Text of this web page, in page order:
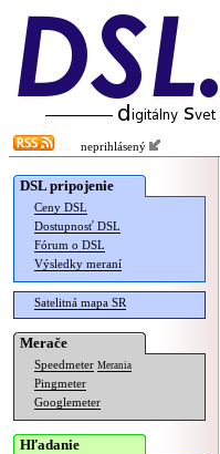
neprihlásený
DSL pripojenie
Ceny DSL
Dostupnosť DSL
Fórum o DSL
Výsledky meraní
Satelitná mapa SR
Merače
Speedmeter Merania
Pingmeter
Googlemeter
Hľadanie